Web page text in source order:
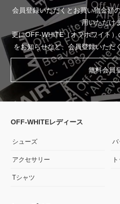
会員登録いただくとお買い物金額
用いただけ
更にOFF-WHITE（オフホワイト
をお知らせなど、会員登録いただ
無料会員
OFF-WHITEレディース
シューズ バ
アクセサリー
Tシャツ